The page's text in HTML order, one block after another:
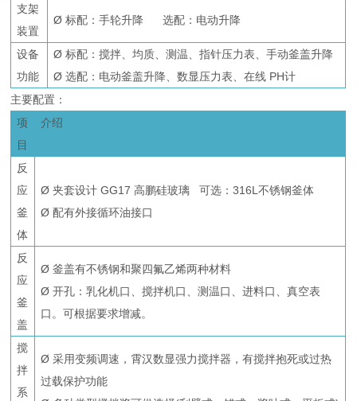
支架
装置
Ø 标配：手轮升降 选配：电动升降
设备
功能
Ø 标配：搅拌、均质、测温、指针压力表、手动釜盖升降
Ø 选配：电动釜盖升降、数显压力表、在线 PH计
主要配置：
项
目
介绍
反
应
釜
体
Ø 夹套设计 GG17 高鹏硅玻璃 可选：316L不锈钢釜体
Ø 配有外接循环油接口
反
应
釜
盖
Ø 釜盖有不锈钢和聚四氟乙烯两种材料
Ø 开孔：乳化机口、搅拌机口、测温口、进料口、真空表
口。可根据要求增减。
搅
拌
系
Ø 采用变频调速，霄汉数显强力搅拌器，有搅拌抱死或过热
过载保护功能